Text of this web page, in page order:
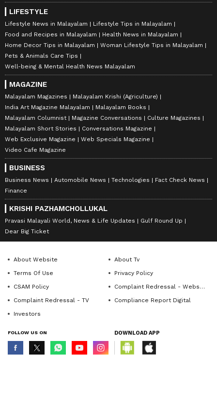
LIFESTYLE
Lifestyle News in Malayalam
Lifestyle Tips in Malayalam
Food and Recipes in Malayalam
Health News in Malayalam
Home Decor Tips in Malayalam
Woman Lifestyle Tips in Malayalam
Pets & Animals Care Tips
Well-being & Mental Health News Malayalam
MAGAZINE
Malayalam Magazines
Malayalam Krishi (Agriculture)
India Art Magazine Malayalam
Malayalam Books
Malayalam Columnist
Magazine Conversations
Culture Magazines
Malayalam Short Stories
Conversations Magazine
Web Exclusive Magazine
Web Specials Magazine
Video Cafe Magazine
BUSINESS
Business News Automobile News Technologies
Fact Check News
Finance
KRISHI PAZHAMCHOLLUKAL
Pravasi Malayali World, News & Life Updates
Gulf Round Up
Dear Big Ticket
About Website
About Tv
Terms Of Use
Privacy Policy
CSAM Policy
Complaint Redressal - Website
Complaint Redressal - TV
Compliance Report Digital
Investors
FOLLOW US ON DOWNLOAD APP